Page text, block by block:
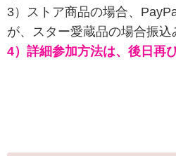
3）ストア商品の場合、
が、スター愛蔵品の場合振込
4）詳細参加方法は、後日再